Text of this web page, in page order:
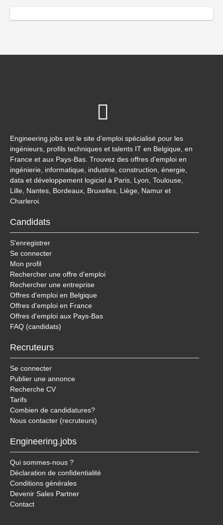
Engineering.jobs est le site d’emploi spécialisé pour les
ingénieurs, profils techniques et talents IT en Belgique, en
France et aux Pays-Bas. Trouvez des offres d’emploi en
ingénierie, informatique, industrie, construction, énergie,
data et développement logiciel à Paris, Lyon, Toulouse,
Lille, Nantes, Bordeaux, Bruxelles, Liège, Namur et
Charleroi.
Candidats
S'enregistrer
Se connecter
Mon profil
Rechercher une offre d'emploi
Rechercher une entreprise
Offres d'emploi en Belgique
Offres d'emploi en France
Offres d'emploi aux Pays-Bas
FAQ (candidats)
Recruteurs
Se connecter
Publier une annonce
Recherche CV
Tarifs
Combien de candidatures?
Nous contacter (recruteurs)
Engineering.jobs
Qui sommes-nous ?
Déclaration de confidentialité
Conditions générales
Devenir Sales Partner
Contact